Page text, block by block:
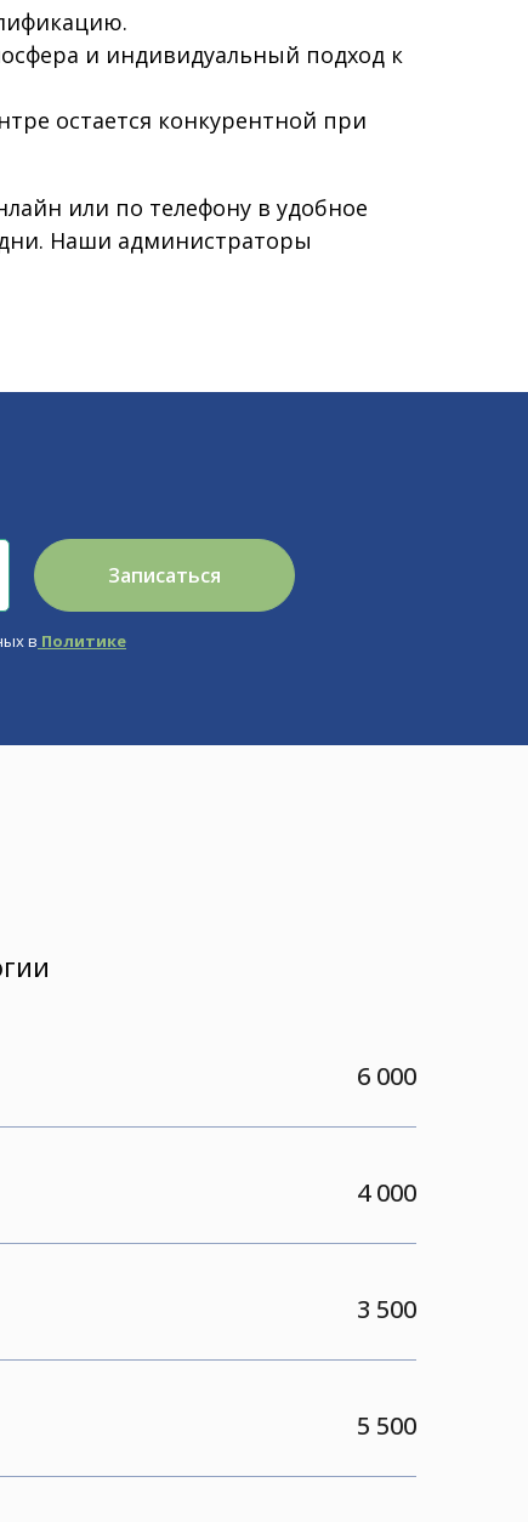
и индивидуальный подход к
остается конкурентной при
или по телефону в удобное
Наши администраторы
в Политике
Записаться
6 000
4 000
3 500
5 500